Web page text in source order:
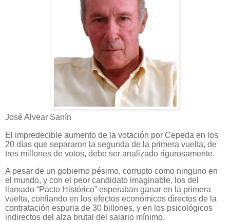
José Alvear Sanín
El impredecible aumento de la votación por Cepeda en los
20 días que separaron la segunda de la primera vuelta, de
tres millones de votos, debe ser analizado rigurosamente.
A pesar de un gobierno pésimo, corrupto como ninguno en
el mundo, y con el peor candidato imaginable, los del
llamado “Pacto Histórico” esperaban ganar en la primera
vuelta, confiando en los efectos económicos directos de la
contratación espuria de 30 billones, y en los psicológicos
indirectos del alza brutal del salario mínimo.